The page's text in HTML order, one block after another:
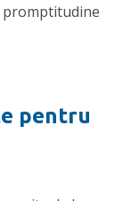
promptitudine
pentru